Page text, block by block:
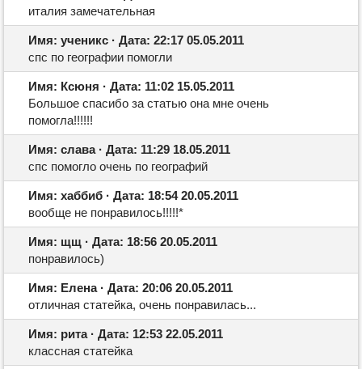
италия замечательная
Имя: ученикс · Дата: 22:17 05.05.2011
спс по географии помогли
Имя: Ксюня · Дата: 11:02 15.05.2011
Большое спасибо за статью она мне очень
помогла!!!!!!
Имя: слава · Дата: 11:29 18.05.2011
спс помогло очень по географий
Имя: хаббиб · Дата: 18:54 20.05.2011
вообще не понравилось!!!!!*
Имя: щщ · Дата: 18:56 20.05.2011
понравилось)
Имя: Елена · Дата: 20:06 20.05.2011
отличная статейка, очень понравилась...
Имя: рита · Дата: 12:53 22.05.2011
классная статейка